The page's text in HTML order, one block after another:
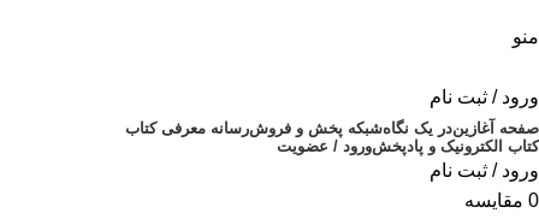
منو
ورود / ثبت نام
صفحه آغازیندر یک نگاهشبکه پخش و فروشرسانه معرفی کتاب
کتاب الکترونیک و پادپخشورود / عضویت
ورود / ثبت نام
0 مقایسه